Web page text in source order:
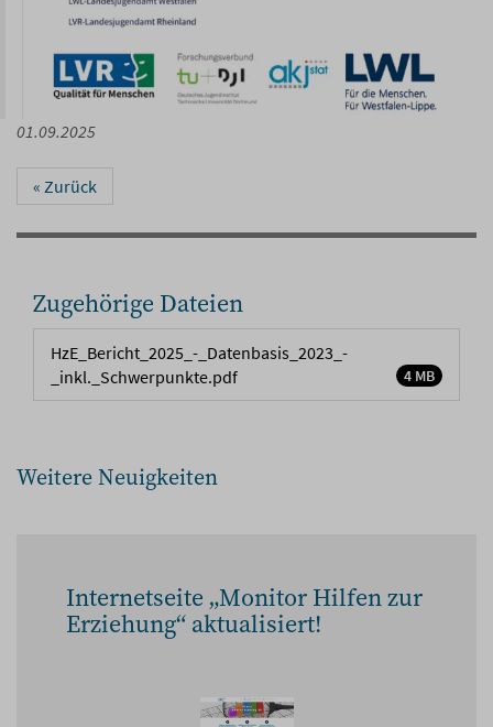
01.09.2025
« Zurück
Zugehörige Dateien
HzE_Bericht_2025_-_Datenbasis_2023_-
_inkl._Schwerpunkte.pdf
4 MB
Weitere Neuigkeiten
Internetseite „Monitor Hilfen zur
Erziehung“ aktualisiert!